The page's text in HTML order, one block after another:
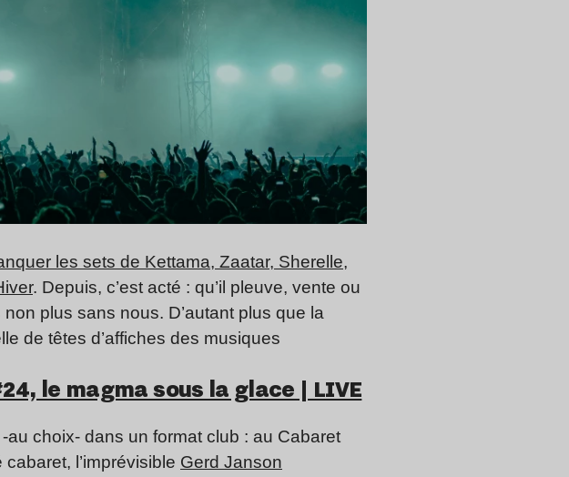
les sets de Kettama, Zaatar, Sherelle,
. Depuis, c’est acté : qu’il pleuve, vente ou
plus sans nous. D’autant plus que la
de têtes d’affiches des musiques
le magma sous la glace | LIVE
choix- dans un format club : au Cabaret
cabaret, l’imprévisible Gerd Janson